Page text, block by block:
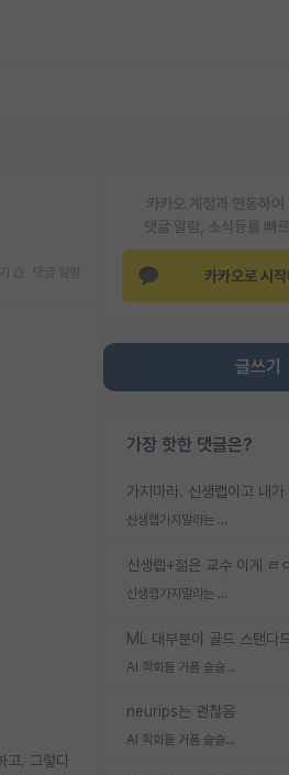
카카오 계정과 연동하여
댓글 알람, 소식등을 빠
카카오로 시
글쓰기
가장 핫한 댓글은?
신생랩가지말라는 이유가 있었구나
신생랩가지말라는 이유가 있었구나
AI 학회들 거품 슬슬 지적이 나오네요
neurips는 괜찮음
AI 학회들 거품 슬슬 지적이 나오네요
고. 그렇다